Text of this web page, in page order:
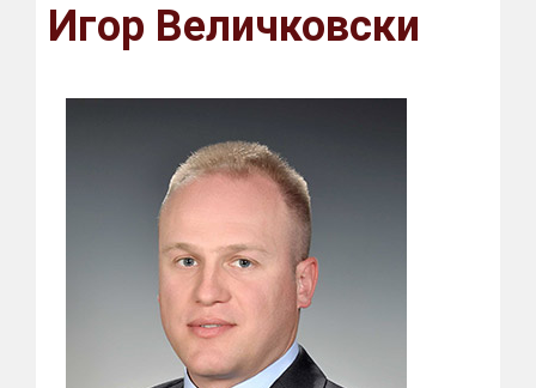
Игор Величковски